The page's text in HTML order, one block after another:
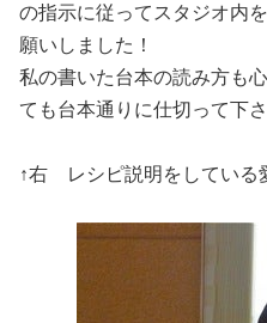
の指示に従ってスタジオ内
願いしました！
私の書いた台本の読み方も
ても台本通りに仕切って下
↑右 レシピ説明をしている